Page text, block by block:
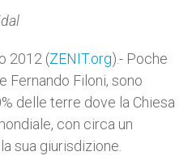
2012 (ZENIT.org).- Poche
Fernando Filoni, sono
delle terre dove la Chiesa
con circa un
sua giurisdizione.